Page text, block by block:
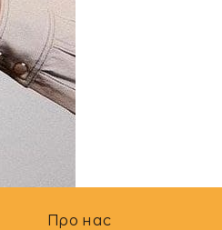
та
21.02.2022
Про нас